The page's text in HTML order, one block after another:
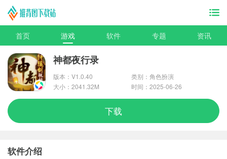
首页 游戏 软件 专题 资讯
神都夜行录
版本：V1.0.40
类别：角色扮演
大小：2041.32M
时间：2025-06-26
下载
软件介绍